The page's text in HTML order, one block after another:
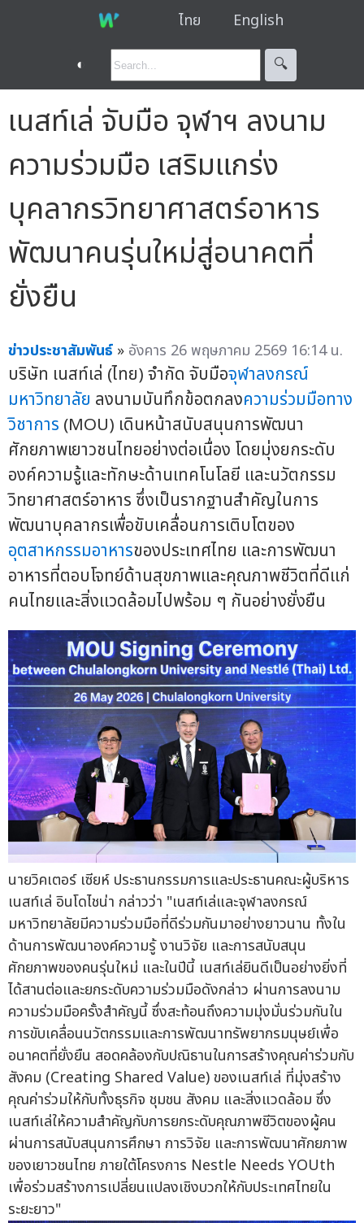
ไทย English
◐ 🔍︎
เนสท์เล่ จับมือ จุฬาฯ ลงนาม
ความร่วมมือ เสริมแกร่ง
บุคลากรวิทยาศาสตร์อาหาร
พัฒนาคนรุ่นใหม่สู่อนาคตที่
ยั่งยืน
ข่าวประชาสัมพันธ์ » อังคาร 26 พฤษภาคม 2569 16:14 น.
บริษัท เนสท์เล่ (ไทย) จำกัด จับมือจุฬาลงกรณ์
มหาวิทยาลัย ลงนามบันทึกข้อตกลงความร่วมมือทาง
วิชาการ (MOU) เดินหน้าสนับสนุนการพัฒนา
ศักยภาพเยาวชนไทยอย่างต่อเนื่อง โดยมุ่งยกระดับ
องค์ความรู้และทักษะด้านเทคโนโลยี และนวัตกรรม
วิทยาศาสตร์อาหาร ซึ่งเป็นรากฐานสำคัญในการ
พัฒนาบุคลากรเพื่อขับเคลื่อนการเติบโตของ
อุตสาหกรรมอาหารของประเทศไทย และการพัฒนา
อาหารที่ตอบโจทย์ด้านสุขภาพและคุณภาพชีวิตที่ดีแก่
คนไทยและสิ่งแวดล้อมไปพร้อม ๆ กันอย่างยั่งยืน
นายวิคเตอร์ เซียห์ ประธานกรรมการและประธานคณะผู้บริหาร
เนสท์เล่ อินโดไชน่า กล่าวว่า "เนสท์เล่และจุฬาลงกรณ์
มหาวิทยาลัยมีความร่วมมือที่ดีร่วมกันมาอย่างยาวนาน ทั้งใน
ด้านการพัฒนาองค์ความรู้ งานวิจัย และการสนับสนุน
ศักยภาพของคนรุ่นใหม่ และในปีนี้ เนสท์เล่ยินดีเป็นอย่างยิ่งที่
ได้สานต่อและยกระดับความร่วมมือดังกล่าว ผ่านการลงนาม
ความร่วมมือครั้งสำคัญนี้ ซึ่งสะท้อนถึงความมุ่งมั่นร่วมกันใน
การขับเคลื่อนนวัตกรรมและการพัฒนาทรัพยากรมนุษย์เพื่อ
อนาคตที่ยั่งยืน สอดคล้องกับปณิธานในการสร้างคุณค่าร่วมกับ
สังคม (Creating Shared Value) ของเนสท์เล่ ที่มุ่งสร้าง
คุณค่าร่วมให้กับทั้งธุรกิจ ชุมชน สังคม และสิ่งแวดล้อม ซึ่ง
เนสท์เล่ให้ความสำคัญกับการยกระดับคุณภาพชีวิตของผู้คน
ผ่านการสนับสนุนการศึกษา การวิจัย และการพัฒนาศักยภาพ
ของเยาวชนไทย ภายใต้โครงการ Nestle Needs YOUth
เพื่อร่วมสร้างการเปลี่ยนแปลงเชิงบวกให้กับประเทศไทยใน
ระยะยาว"